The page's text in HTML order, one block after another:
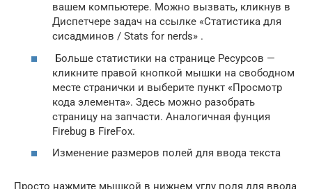
вашем компьютере. Можно вызвать, кликнув в
Диспетчере задач на ссылке «Статистика для
сисадминов / Stats for nerds» .
Больше статистики на странице Ресурсов —
кликните правой кнопкой мышки на свободном
месте странички и выберите пункт «Просмотр
кода элемента». Здесь можно разобрать
страницу на запчасти. Аналогичная фунция
Firebug в FireFox.
Изменение размеров полей для ввода текста
Просто нажмите мышкой в нижнем углу поля для ввода